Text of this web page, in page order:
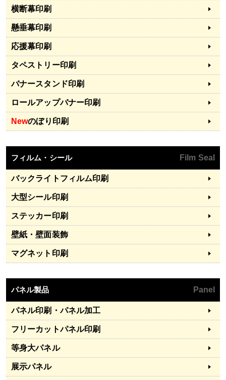
横断幕印刷
懸垂幕印刷
応援幕印刷
タペストリー印刷
バナースタンド印刷
ロールアップバナー印刷
Newのぼり印刷
フィルム・シール Film Seal
バックライトフィルム印刷
大型シール印刷
ステッカー印刷
壁紙・壁面装飾
マグネット印刷
パネル製品 Panel
パネル印刷・パネル加工
フリーカットパネル印刷
等身大パネル
展示パネル